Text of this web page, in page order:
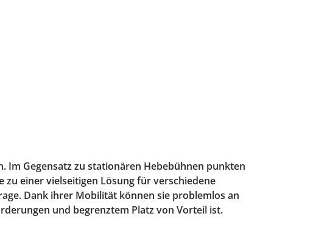
Im Gegensatz zu stationären Hebebühnen punkten
zu einer vielseitigen Lösung für verschiedene
Dank ihrer Mobilität können sie problemlos an
und begrenztem Platz von Vorteil ist.